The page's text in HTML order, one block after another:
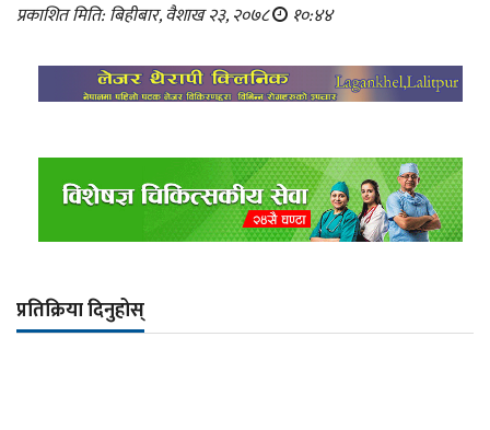
प्रकाशित मिति: बिहीबार, वैशाख २३, २०७८ १०:४४
प्रतिक्रिया दिनुहोस्